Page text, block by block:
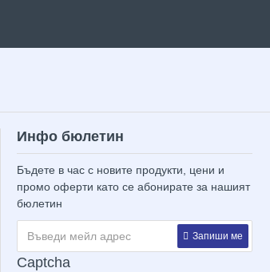
Инфо бюлетин
Бъдете в час с новите продукти, цени и
промо оферти като се абонирате за нашият
бюлетин
Запиши ме
Captcha